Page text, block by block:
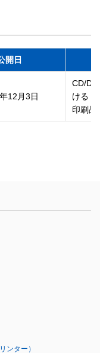
開日
12月3日
CD/
ける
印刷品
ンター）